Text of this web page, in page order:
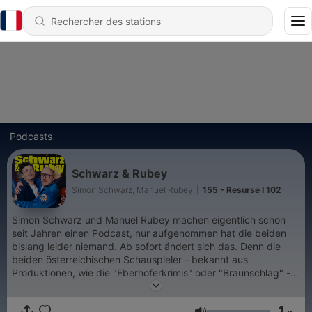
Podcasts
Schwarz & Rubey
Simon Schwarz, Manuel Rubey 155 - Resurse I 102
Simon Schwarz und Manuel Rubey machen eigentlich schon
seit Jahren einen Podcast, nur aufgenommen hat die beiden
bislang leider niemand. Ab sofort ändert sich das. Denn die
beiden österreichischen Schauspieler - bekannt aus
Produktionen, wie die "Eberhoferkrimis" oder "Braunschlag" -
haben einen Deal gemacht: Trotz chronischem Lampenfieber